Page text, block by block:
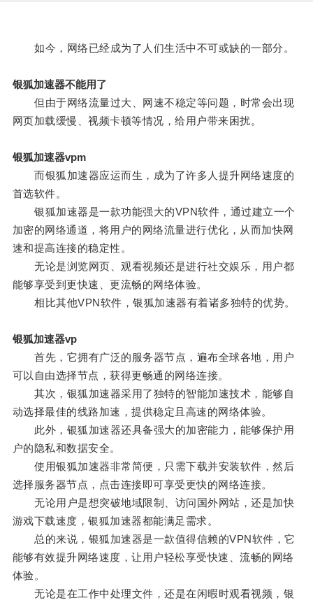
如今，网络已经成为了人们生活中不可或缺的一部分。
银狐加速器不能用了
但由于网络流量过大、网速不稳定等问题，时常会出现
网页加载缓慢、视频卡顿等情况，给用户带来困扰。
银狐加速器vpm
而银狐加速器应运而生，成为了许多人提升网络速度的
首选软件。
银狐加速器是一款功能强大的VPN软件，通过建立一个
加密的网络通道，将用户的网络流量进行优化，从而加快网
速和提高连接的稳定性。
无论是浏览网页、观看视频还是进行社交娱乐，用户都
能够享受到更快速、更流畅的网络体验。
相比其他VPN软件，银狐加速器有着诸多独特的优势。
银狐加速器vp
首先，它拥有广泛的服务器节点，遍布全球各地，用户
可以自由选择节点，获得更畅通的网络连接。
其次，银狐加速器采用了独特的智能加速技术，能够自
动选择最佳的线路加速，提供稳定且高速的网络体验。
此外，银狐加速器还具备强大的加密能力，能够保护用
户的隐私和数据安全。
使用银狐加速器非常简便，只需下载并安装软件，然后
选择服务器节点，点击连接即可享受更快的网络连接。
无论用户是想突破地域限制、访问国外网站，还是加快
游戏下载速度，银狐加速器都能满足需求。
总的来说，银狐加速器是一款值得信赖的VPN软件，它
能够有效提升网络速度，让用户轻松享受快速、流畅的网络
体验。
无论是在工作中处理文件，还是在闲暇时观看视频，银